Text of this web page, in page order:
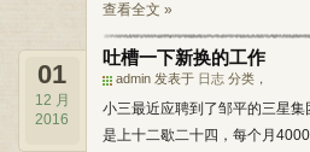
查看全文 »
吐槽一下新换的工作
admin 发表于 日志 分类，
01
12 月
2016
小三最近应聘到了邹平的三星
是上十二歇二十四，每个月